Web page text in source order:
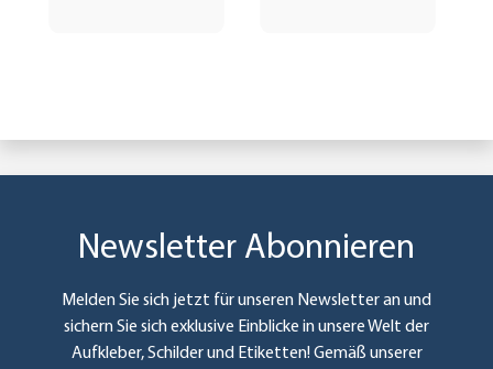
Newsletter Abonnieren
Melden Sie sich jetzt für unseren Newsletter an und
sichern Sie sich exklusive Einblicke in unsere Welt der
Aufkleber, Schilder und Etiketten! Gemäß unserer